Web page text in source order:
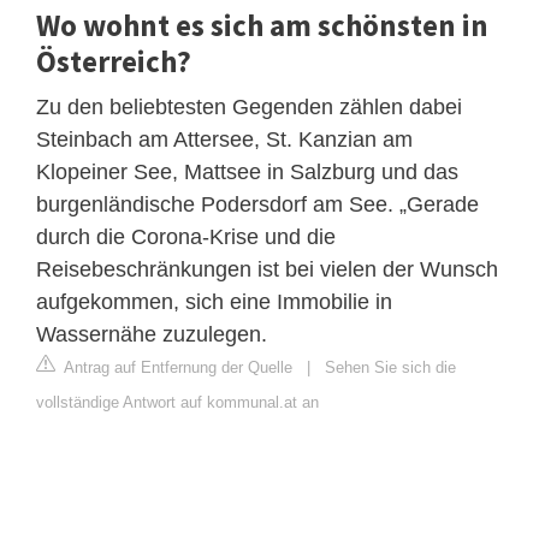
Wo wohnt es sich am schönsten in
Österreich?
Zu den beliebtesten Gegenden zählen dabei
Steinbach am Attersee, St. Kanzian am
Klopeiner See, Mattsee in Salzburg und das
burgenländische Podersdorf am See. „Gerade
durch die Corona-Krise und die
Reisebeschränkungen ist bei vielen der Wunsch
aufgekommen, sich eine Immobilie in
Wassernähe zuzulegen.
Antrag auf Entfernung der Quelle
Sehen Sie sich die
vollständige Antwort auf kommunal.at an